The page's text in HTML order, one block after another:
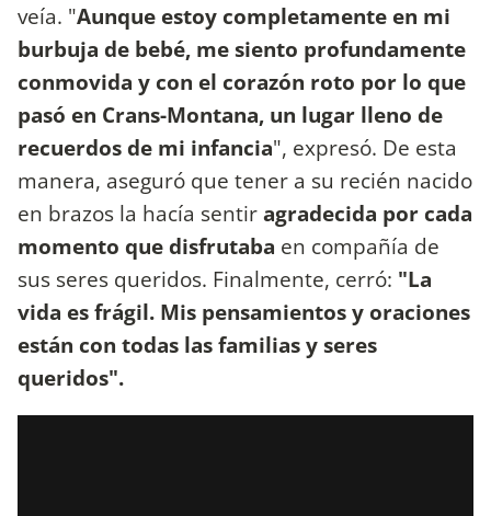
veía. "Aunque estoy completamente en mi
burbuja de bebé, me siento profundamente
conmovida y con el corazón roto por lo que
pasó en Crans-Montana, un lugar lleno de
recuerdos de mi infancia", expresó. De esta
manera, aseguró que tener a su recién nacido
en brazos la hacía sentiragradecida por cada
momento que disfrutaba en compañía de
sus seres queridos. Finalmente, cerró: "La
vida es frágil. Mis pensamientos y oraciones
están con todas las familias y seres
queridos".